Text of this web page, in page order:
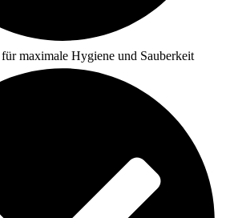
maximale Hygiene und Sauberkeit